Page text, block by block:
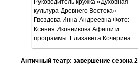
Античный театр: завершение сезона